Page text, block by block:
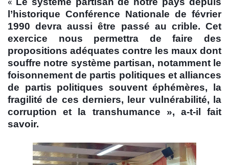
l’historique Conférence Nationale de février
1990 devra aussi être passé au crible. Cet
exercice nous permettra de faire des
propositions adéquates contre les maux dont
souffre notre système partisan, notamment le
foisonnement de partis politiques et alliances
de partis politiques souvent éphémères, la
fragilité de ces derniers, leur vulnérabilité, la
corruption et la transhumance », a-t-il fait
savoir.